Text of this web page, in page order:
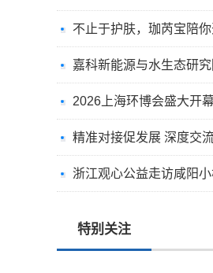
不止于护肤，珈芮宝陪
嘉科新能源与水生态研
特别关注
出圈·出山·出海的福临瑶